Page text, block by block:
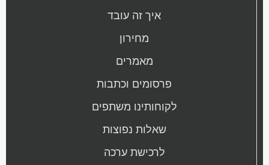
איך זה עובד
מחירון
מאמרים
פרסומים וכתבות
לקוחותינו משתפים
שאלות נפוצות
לרכישת ערכה